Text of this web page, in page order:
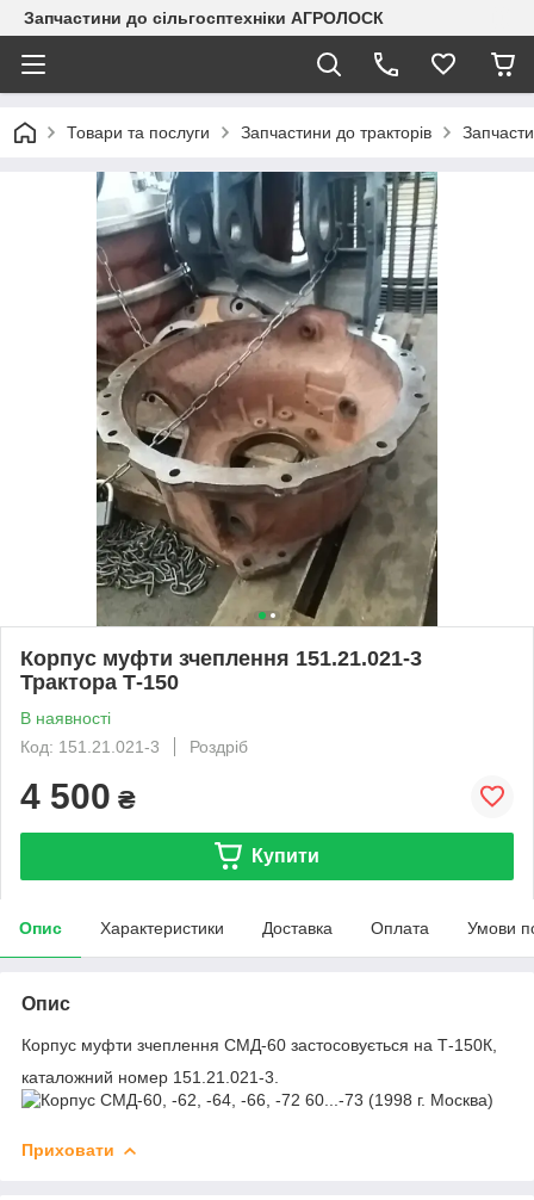
Запчастини до сільгосптехніки АГРОЛОСК
Товари та послуги Запчастини до тракторів
Корпус муфти зчеплення 151.21.021-3
Трактора Т-150
В наявності
Код: 151.21.021-3
Роздріб
4 500 ₴
Купити
Опис Характеристики Доставка Оплата Умови
Опис
Корпус муфти зчеплення СМД-60 застосовується на Т-150К,
каталожний номер 151.21.021-3.
Приховати